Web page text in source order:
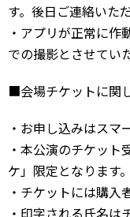
す。後日ご連絡いた
・アプリが正常に作
での撮影とさせてい
■会場チケットに関
・お申し込みはスマ
・本公演のチケット
ケ」限定となります
・チケットには購入
・印字される氏名は